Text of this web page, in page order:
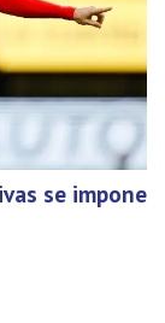
se impone